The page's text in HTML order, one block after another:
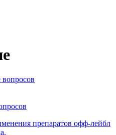
препаратов офф-лейбл